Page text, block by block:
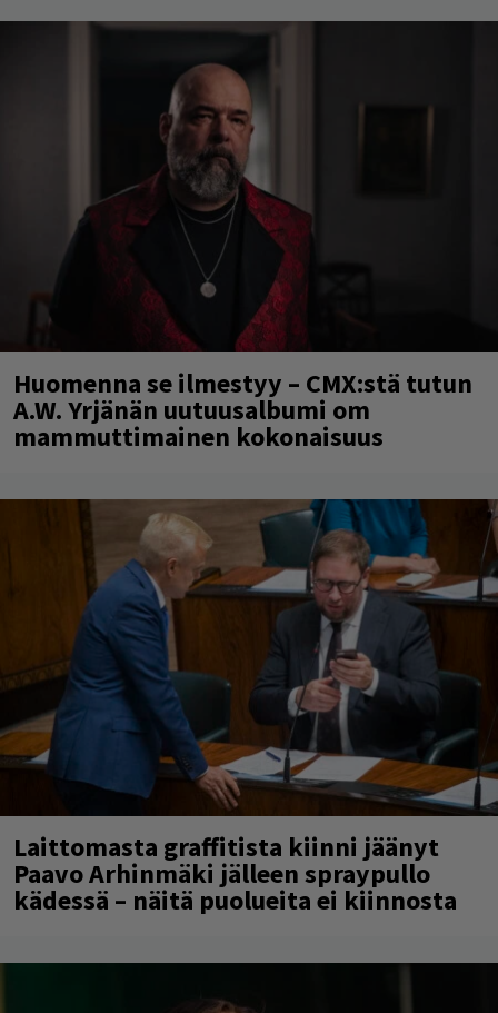
Huomenna se ilmestyy – CMX:stä tutun
A.W. Yrjänän uutuusalbumi om
mammuttimainen kokonaisuus
Laittomasta graffitista kiinni jäänyt
Paavo Arhinmäki jälleen spraypullo
kädessä – näitä puolueita ei kiinnosta